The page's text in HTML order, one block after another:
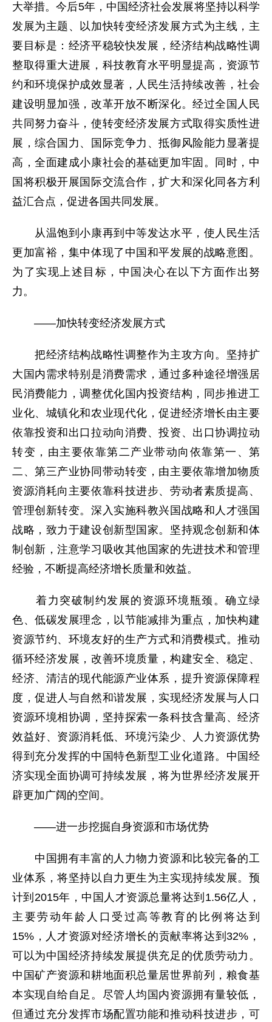
大举措。今后5年，中国经济社会发展将坚持以科学
发展为主题、以加快转变经济发展方式为主线，主
要目标是：经济平稳较快发展，经济结构战略性调
整取得重大进展，科技教育水平明显提高，资源节
约和环境保护成效显著，人民生活持续改善，社会
建设明显加强，改革开放不断深化。经过全国人民
共同努力奋斗，使转变经济发展方式取得实质性进
展，综合国力、国际竞争力、抵御风险能力显著提
高，全面建成小康社会的基础更加牢固。同时，中
国将积极开展国际交流合作，扩大和深化同各方利
益汇合点，促进各国共同发展。
从温饱到小康再到中等发达水平，使人民生活
更加富裕，集中体现了中国和平发展的战略意图。
为了实现上述目标，中国决心在以下方面作出努
力。
——加快转变经济发展方式
把经济结构战略性调整作为主攻方向。坚持扩
大国内需求特别是消费需求，通过多种途径增强居
民消费能力，调整优化国内投资结构，同步推进工
业化、城镇化和农业现代化，促进经济增长由主要
依靠投资和出口拉动向消费、投资、出口协调拉动
转变，由主要依靠第二产业带动向依靠第一、第
二、第三产业协同带动转变，由主要依靠增加物质
资源消耗向主要依靠科技进步、劳动者素质提高、
管理创新转变。深入实施科教兴国战略和人才强国
战略，致力于建设创新型国家。坚持观念创新和体
制创新，注意学习吸收其他国家的先进技术和管理
经验，不断提高经济增长质量和效益。
着力突破制约发展的资源环境瓶颈。确立绿
色、低碳发展理念，以节能减排为重点，加快构建
资源节约、环境友好的生产方式和消费模式。推动
循环经济发展，改善环境质量，构建安全、稳定、
经济、清洁的现代能源产业体系，提升资源保障程
度，促进人与自然和谐发展，实现经济发展与人口
资源环境相协调，坚持探索一条科技含量高、经济
效益好、资源消耗低、环境污染少、人力资源优势
得到充分发挥的中国特色新型工业化道路。中国经
济实现全面协调可持续发展，将为世界经济发展开
辟更加广阔的空间。
——进一步挖掘自身资源和市场优势
中国拥有丰富的人力物力资源和比较完备的工
业体系，将坚持以自力更生为主实现持续发展。预
计到2015年，中国人才资源总量将达到1.56亿人，
主要劳动年龄人口受过高等教育的比例将达到
15%，人才资源对经济增长的贡献率将达到32%，
可以为中国经济持续发展提供充足的优质劳动力。
中国矿产资源和耕地面积总量居世界前列，粮食基
本实现自给自足。尽管人均国内资源拥有量较低，
但通过充分发挥市场配置功能和推动科技进步，可